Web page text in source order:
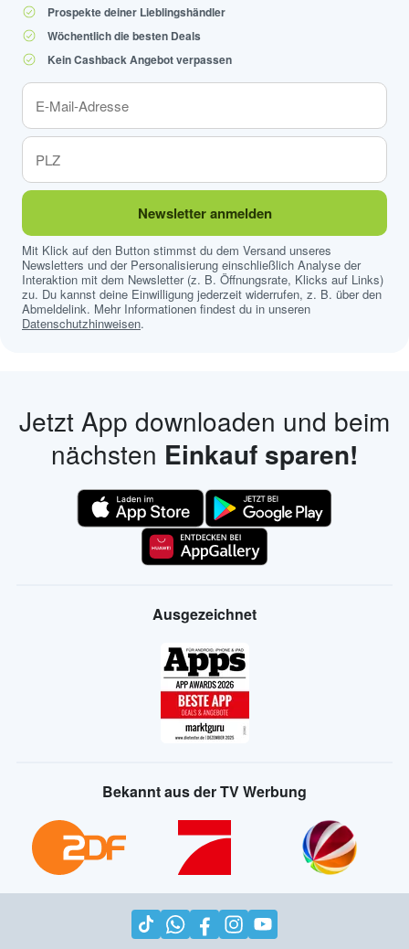
Prospekte deiner Lieblingshändler
Wöchentlich die besten Deals
Kein Cashback Angebot verpassen
Newsletter anmelden
Mit Klick auf den Button stimmst du dem Versand unseres
Newsletters und der Personalisierung einschließlich Analyse der
Interaktion mit dem Newsletter (z. B. Öffnungsrate, Klicks auf Links)
zu. Du kannst deine Einwilligung jederzeit widerrufen, z. B. über den
Abmeldelink. Mehr Informationen findest du in unseren
Datenschutzhinweisen.
Jetzt App downloaden und beim
nächsten Einkauf sparen!
Ausgezeichnet
Bekannt aus der TV Werbung